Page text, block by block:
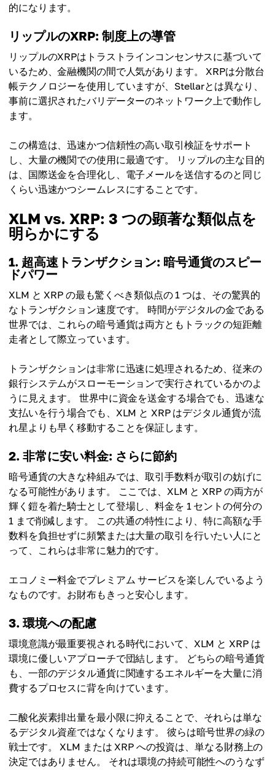
的になります。
リップルのXRP: 制度上の導管
リップルのXRPはトラストラインコンセンサスに基づいて
いるため、金融機関の間で人気があります。 XRPは分散台
帳テクノロジーを使用していますが、Stellarとは異なり、
事前に選択されたバリデーターのネットワーク上で動作し
ます。
この構造は、迅速かつ信頼性の高い取引検証をサポート
し、大量の機関での使用に最適です。 リップルの主な目的
は、国際送金を合理化し、電子メールを送信するのと同じ
くらい迅速かつシームレスにすることです。
XLM vs. XRP: 3 つの顕著な類似点を
明らかにする
1. 超高速トランザクション: 暗号通貨のスピー
ドパワー
XLM と XRP の最も驚くべき類似点の 1 つは、その驚異的
なトランザクション速度です。 時間がデジタルの金である
世界では、これらの暗号通貨は両方ともトラックの短距離
走者として際立っています。
トランザクションは非常に迅速に処理されるため、従来の
銀行システムがスローモーションで実行されているかのよ
うに見えます。 世界中に資金を送金する場合でも、迅速な
支払いを行う場合でも、XLM と XRP はデジタル通貨が流
れ星よりも早く移動することを保証します。
2. 非常に安い料金: さらに節約
暗号通貨の大きな枠組みでは、取引手数料が取引の妨げに
なる可能性があります。 ここでは、XLM と XRP の両方が
輝く鎧を着た騎士として登場し、料金を 1 セントの何分の
1 まで削減します。 この共通の特性により、特に高額な手
数料を負担せずに頻繁または大量の取引を行いたい人にと
って、これらは非常に魅力的です。
エコノミー料金でプレミアム サービスを楽しんでいるよう
なものです。お財布もきっと安心します。
3. 環境への配慮
環境意識が最重要視される時代において、XLM と XRP は
環境に優しいアプローチで団結します。 どちらの暗号通貨
も、一部のデジタル通貨に関連するエネルギーを大量に消
費するプロセスに背を向けています。
二酸化炭素排出量を最小限に抑えることで、それらは単な
るデジタル資産ではなくなります。 彼らは暗号世界の緑の
戦士です。 XLM または XRP への投資は、単なる財務上の
決定ではありません。 それは環境の持続可能性へのうなず